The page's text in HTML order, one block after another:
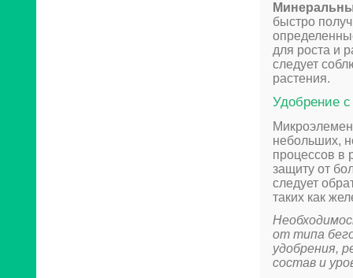
быстро
для роста и
следует
растения.
Удобрение
небольших,
процессов в
защиту от
следует
таких как
от типа
удобрения,
состав и